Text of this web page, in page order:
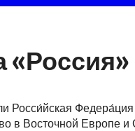
«Россия»
Росси́йская
в Восточной Европе